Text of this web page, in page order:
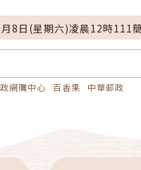
8日(星期六)凌晨12時111
網購中心 百香果 中華郵政